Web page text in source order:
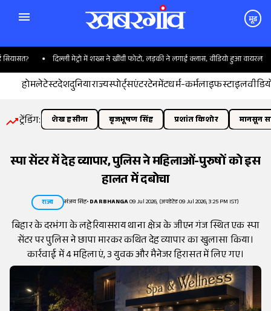
मूड
दिल्ली मेट्रो में शख्स ने खींची फोटो, लड़की ने लगाई क्लास, वीडियो हुआ वायरल
होमलेटेस्टदेशदुनियाराज्यस्पोर्ट्सएंटरटेनमेंटधर्म-कर्मलाइफस्टाइल
ट्रेंडिंग: शेख हसीना बृजभूषण सिंह प्रशांत किशोर मानसून
स्पा सेंटर में देह व्यापार, पुलिस ने महिलाओं-पुरुषों को इस
हालत में दबोचा
राज्य संजय सिंह•DARBHANGA09 Jul 2026, (अपडेटेड 09 Jul 2026, 3:25 PM IST)
बिहार के दरभंगा के लहेरियासराय थाना क्षेत्र के जीएन गंज स्थित एक स्पा
सेंटर पर पुलिस ने छापा मारकर कथित देह व्यापार का खुलासा किया।
कार्रवाई में 4 महिलाएं, 3 युवक और मैनेजर हिरासत में लिए गए।